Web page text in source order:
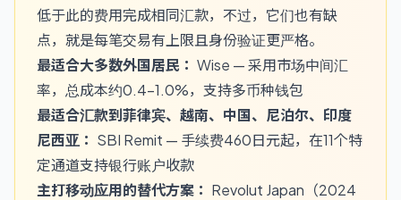
低于此的费用完成相同汇款，不过，它们也有缺
点，就是每笔交易有上限且身份验证更严格。
最适合大多数外国居民： Wise — 采用市场中间汇
率，总成本约0.4–1.0%，支持多币种钱包
最适合汇款到菲律宾、越南、中国、尼泊尔、印度
尼西亚： SBI Remit — 手续费460日元起，在11个特
定通道支持银行账户收款
主打移动应用的替代方案： Revolut Japan（2024